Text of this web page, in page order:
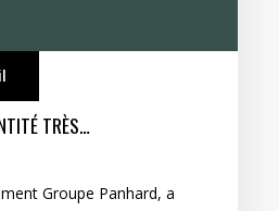
TRÈS…
Groupe Panhard, a